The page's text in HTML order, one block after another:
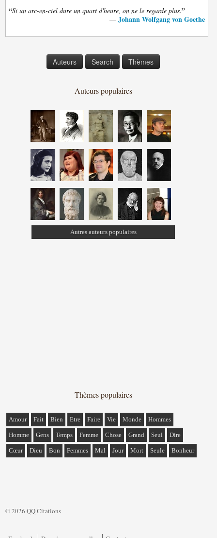
“Si un arc-en-ciel dure un quart d'heure, on ne le regarde plus.”
— Johann Wolfgang von Goethe
Auteurs Search Thèmes
Auteurs populaires
Autres auteurs populaires
Thèmes populaires
Amour Fait Bien Etre Faire Vie Monde Hommes
Homme Gens Temps Femme Chose Grand Seul Dire
Cœur Dieu Bon Femmes Mal Jour Mort Seule Bonheur
© 2026 QQ Citations